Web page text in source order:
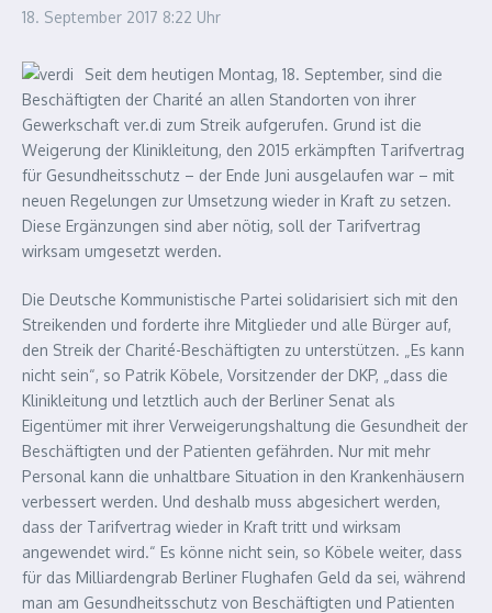
18. September 2017 8:22 Uhr
Seit dem heutigen Montag, 18. September, sind die
Beschäftigten der Charité an allen Standorten von ihrer
Gewerkschaft ver.di zum Streik aufgerufen. Grund ist die
Weigerung der Klinikleitung, den 2015 erkämpften Tarifvertrag
für Gesundheitsschutz – der Ende Juni ausgelaufen war – mit
neuen Regelungen zur Umsetzung wieder in Kraft zu setzen.
Diese Ergänzungen sind aber nötig, soll der Tarifvertrag
wirksam umgesetzt werden.
Die Deutsche Kommunistische Partei solidarisiert sich mit den
Streikenden und forderte ihre Mitglieder und alle Bürger auf,
den Streik der Charité-Beschäftigten zu unterstützen. „Es kann
nicht sein“, so Patrik Köbele, Vorsitzender der DKP, „dass die
Klinikleitung und letztlich auch der Berliner Senat als
Eigentümer mit ihrer Verweigerungshaltung die Gesundheit der
Beschäftigten und der Patienten gefährden. Nur mit mehr
Personal kann die unhaltbare Situation in den Krankenhäusern
verbessert werden. Und deshalb muss abgesichert werden,
dass der Tarifvertrag wieder in Kraft tritt und wirksam
angewendet wird.“ Es könne nicht sein, so Köbele weiter, dass
für das Milliardengrab Berliner Flughafen Geld da sei, während
man am Gesundheitsschutz von Beschäftigten und Patienten